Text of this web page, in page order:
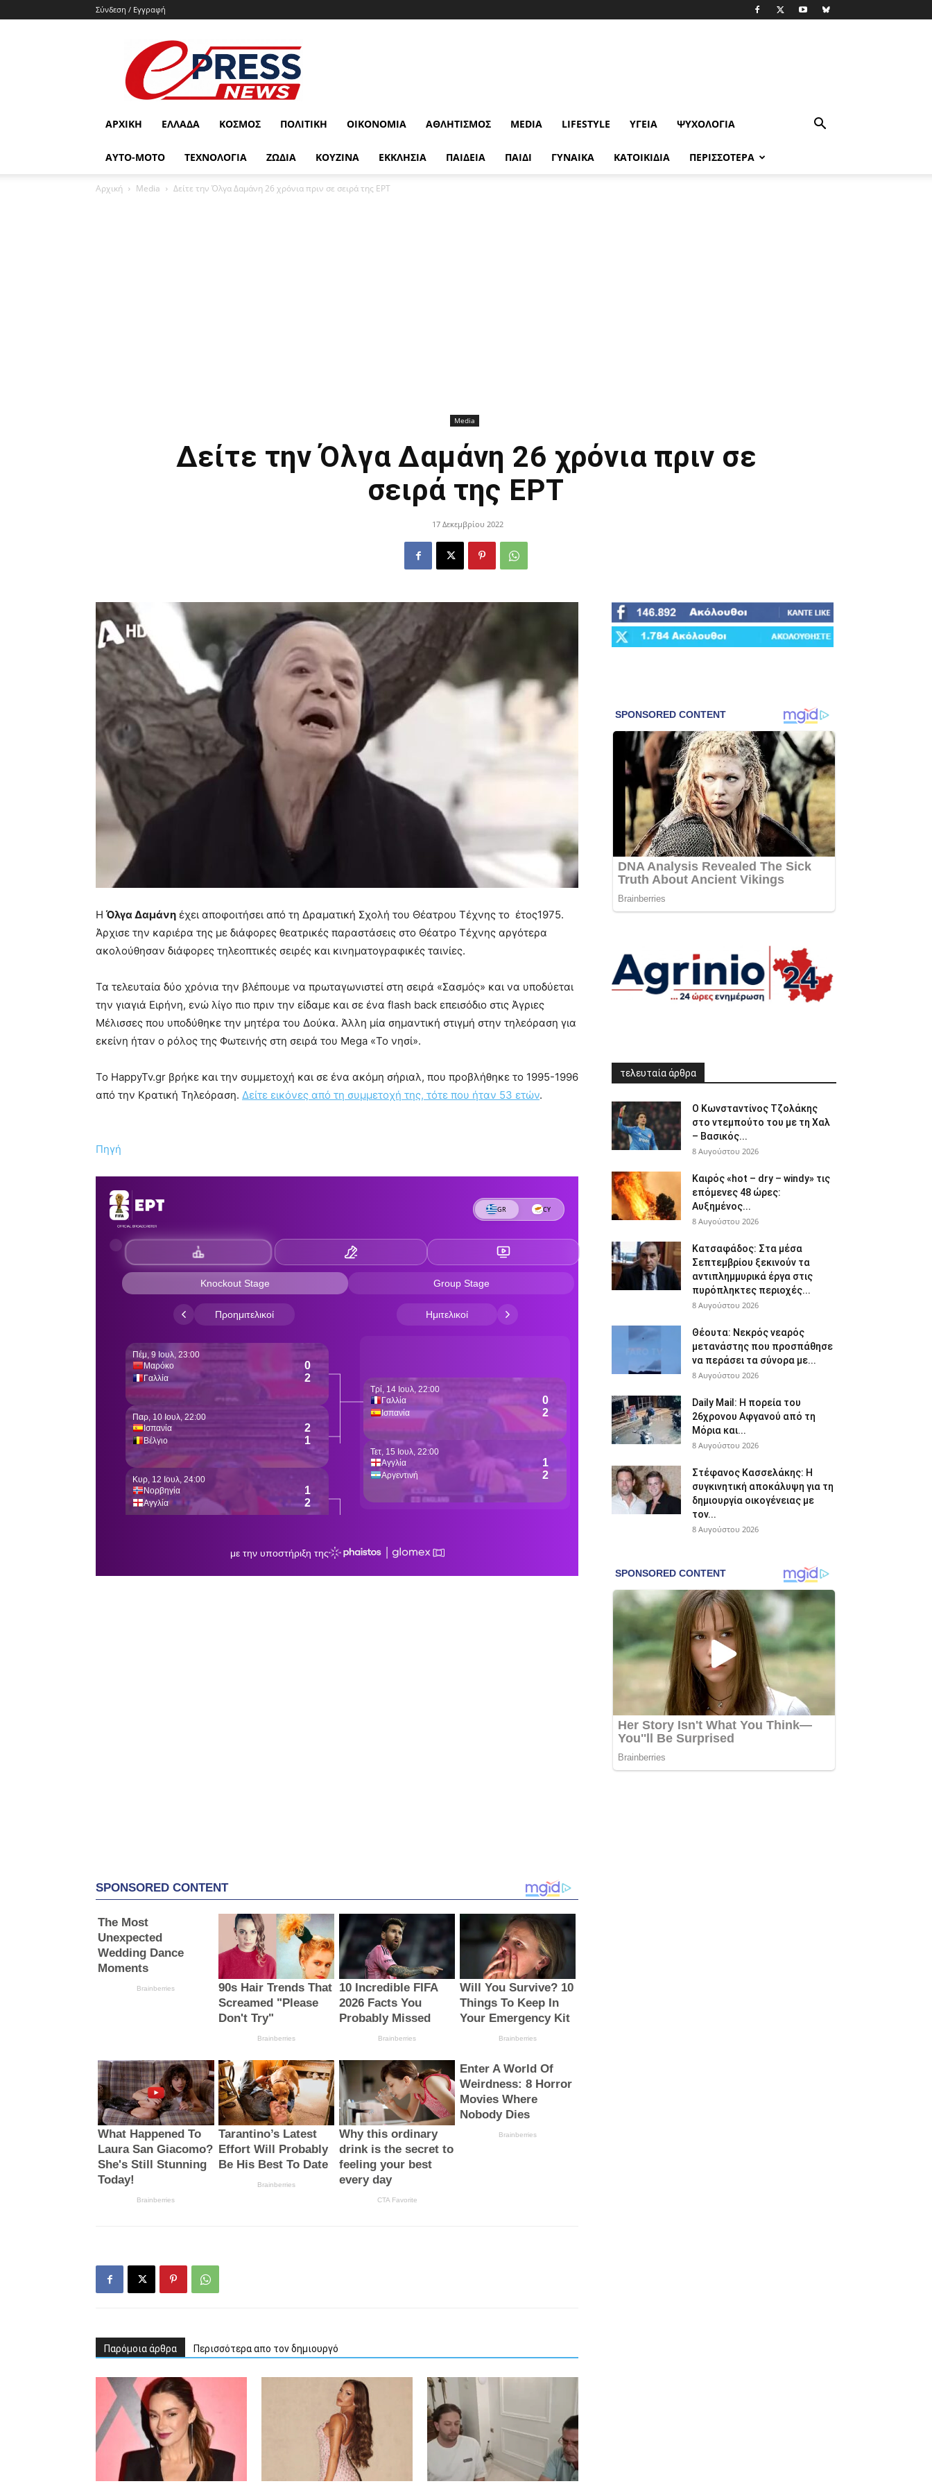
Σύνδεση / Εγγραφή
e-
press.gr
ΑΡΧΙΚΉ ΕΛΛΆΔΑ ΚΌΣΜΟΣ ΠΟΛΙΤΙΚΉ ΟΙΚΟΝΟΜΊΑ ΑΘΛΗΤΙΣΜΌΣ MEDIA LIFESTYLE ΥΓΕΊΑ ΨΥΧΟΛΟΓΙΑ
ΑΥΤΟ-ΜΟΤΟ ΤΕΧΝΟΛΟΓΙΑ ΖΩΔΙΑ ΚΟΥΖΙΝΑ ΕΚΚΛΗΣΙΑ ΠΑΙΔΕΙΑ ΠΑΙΔΙ ΓΥΝΑΙΚΑ ΚΑΤΟΙΚΙΔΙΑ ΠΕΡΙΣΣΟΤΕΡΑ
Αρχική Media Δείτε την Όλγα Δαμάνη 26 χρόνια πριν σε σειρά της ΕΡΤ
Media
Δείτε την Όλγα Δαμάνη 26 χρόνια πριν σε
σειρά της ΕΡΤ
17 Δεκεμβρίου 2022
Η Όλγα Δαμάνη έχει αποφοιτήσει από τη Δραματική Σχολή του Θέατρου Τέχνης το έτος1975.
Άρχισε την καριέρα της με διάφορες θεατρικές παραστάσεις στο Θέατρο Τέχνης αργότερα
ακολούθησαν διάφορες τηλεοπτικές σειρές και κινηματογραφικές ταινίες.
Τα τελευταία δύο χρόνια την βλέπουμε να πρωταγωνιστεί στη σειρά «Σασμός» και να υποδύεται
την γιαγιά Ειρήνη, ενώ λίγο πιο πριν την είδαμε και σε ένα flash back επεισόδιο στις Άγριες
Μέλισσες που υποδύθηκε την μητέρα του Δούκα. Άλλη μία σημαντική στιγμή στην τηλεόραση για
εκείνη ήταν ο ρόλος της Φωτεινής στη σειρά του Mega «Το νησί».
Το HappyTv.gr βρήκε και την συμμετοχή και σε ένα ακόμη σήριαλ, που προβλήθηκε το 1995-1996
από την Κρατική Τηλεόραση. Δείτε εικόνες από τη συμμετοχή της, τότε που ήταν 53 ετών.
Πηγή
Παρόμοια άρθρα Περισσότερα απο τον δημιουργό
τελευταία άρθρα
Ο Κωνσταντίνος Τζολάκης
στο ντεμπούτο του με τη Χαλ
– Βασικός...
8 Αυγούστου 2026
Καιρός «hot – dry – windy» τις
επόμενες 48 ώρες:
Αυξημένος...
8 Αυγούστου 2026
Κατσαφάδος: Στα μέσα
Σεπτεμβρίου ξεκινούν τα
αντιπλημμυρικά έργα στις
πυρόπληκτες περιοχές...
8 Αυγούστου 2026
Θέουτα: Νεκρός νεαρός
μετανάστης που προσπάθησε
να περάσει τα σύνορα με...
8 Αυγούστου 2026
Daily Mail: Η πορεία του
26χρονου Αφγανού από τη
Μόρια και...
8 Αυγούστου 2026
Στέφανος Κασσελάκης: Η
συγκινητική αποκάλυψη για τη
δηµιουργία οικογένειας με
τον...
8 Αυγούστου 2026